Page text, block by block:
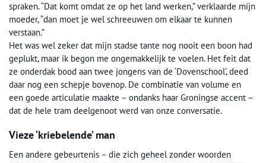
spraken. “Dat komt omdat ze op het land werken,” verklaarde mijn
moeder, “dan moet je wel schreeuwen om elkaar te kunnen
verstaan.”
Het was wel zeker dat mijn stadse tante nog nooit een boon had
geplukt, maar ik begon me ongemakkelijk te voelen. Het feit dat
ze onderdak bood aan twee jongens van de ‘Dovenschool’, deed
daar nog een schepje bovenop. De combinatie van volume en
een goede articulatie maakte – ondanks haar Groningse accent –
dat de hele tram deelgenoot werd van onze conversatie.
Vieze ‘kriebelende’ man
Een andere gebeurtenis – die zich geheel zonder woorden